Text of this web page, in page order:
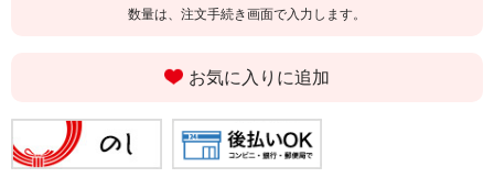
数量は、注文手続き画面で入力します。
お気に入りに追加